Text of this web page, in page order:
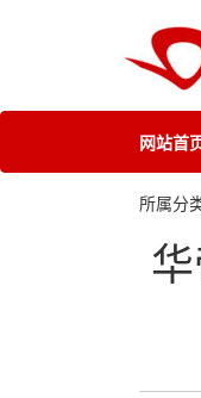
网站首
所属分